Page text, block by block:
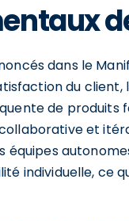
dans le
du
de produits
et
individuelle, ce